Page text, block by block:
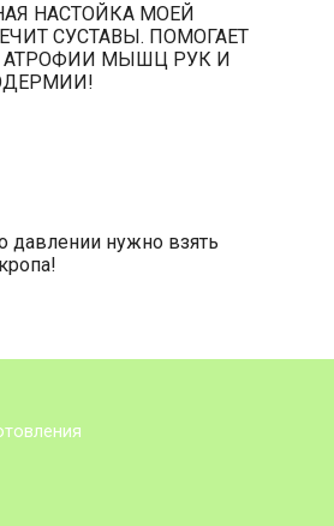
НАСТОЙКА МОЕЙ
СУСТАВЫ. ПОМОГАЕТ
АТРОФИИ МЫШЦ РУК И
давлении нужно взять